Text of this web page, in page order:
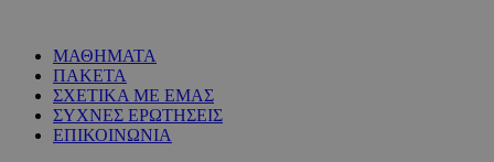
ΜΑΘΗΜΑΤΑ
ΠΑΚΕΤΑ
ΣΧΕΤΙΚΑ ΜΕ ΕΜΑΣ
ΣΥΧΝΕΣ ΕΡΩΤΗΣΕΙΣ
ΕΠΙΚΟΙΝΩΝΙΑ